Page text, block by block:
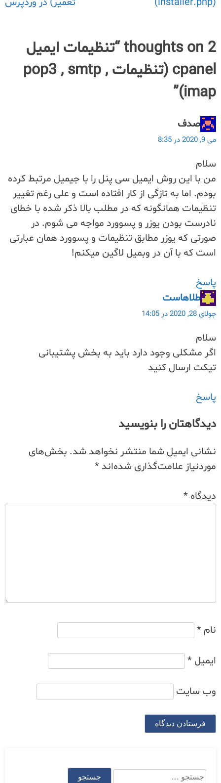
2 thoughts on “
تنظیمات ایمیل
cpanel (تنظیمات pop3 , smtp ,
imap)
”
صدف
می 9, 2020 در 8:35
سلام
من با این روش ایمیل سی پنل را با جیمیل مرتبط کرده
بودم. اما به تازگی از کار افتاده است و علی رغم تغییر
تنظیمات همانگونه که در مطلب بالا ذکر شده با خطای
نادرست بودن یوزر و پسوورد مواجه می شوم. در
صورتی که یوزر مطابق تنظیمات و پسوورد همان عبارتی
است که با آن در وبمیل لاگین میکنم!
پاسخ
طلاهاست
جولای 28, 2020 در 14:05
سلام
اگر مشکلی وجود دارد باید به بخش پشتیبانی
تیکت ارسال کنید
پاسخ
دیدگاهتان را بنویسید
نشانی ایمیل شما منتشر نخواهد شد. بخش‌های
موردنیاز علامت‌گذاری شده‌اند *
دیدگاه *
نام *
ایمیل *
وب‌ سایت
جستجو
برای: